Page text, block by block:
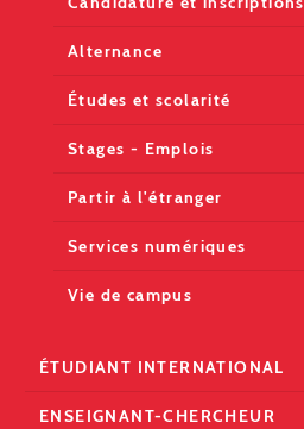
Alternance
Études et scolarité
Stages - Emplois
Partir à l'étranger
Services numériques
Vie de campus
ÉTUDIANT INTERNATIONAL
ENSEIGNANT-CHERCHEUR